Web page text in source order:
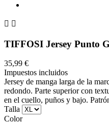
 
TIFFOSI Jersey Punto
35,99 €
Impuestos incluidos
Jersey de manga larga de la
redondo. Parte superior con
en el cuello, puños y bajo.
Talla
Color